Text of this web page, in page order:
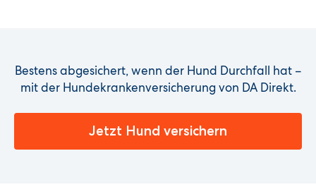
Bestens abgesichert, wenn der Hund Durchfall hat –
mit der Hundekrankenversicherung von DA Direkt.
Jetzt Hund versichern